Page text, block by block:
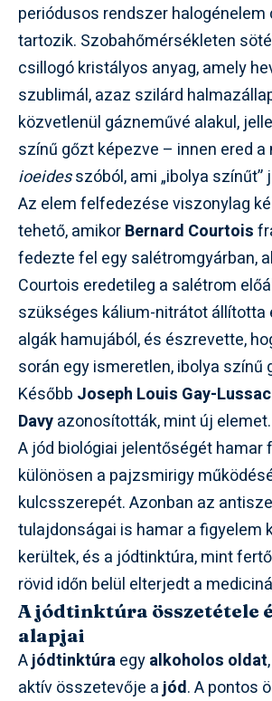
periódusos rendszer
tartozik. Szobahőmérsékleten
csillogó kristályos anyag, amely
szublimál, azaz szilárd
közvetlenül gázneművé alakul,
színű gőzt képezve – innen ered a
ioeidesszóból, ami „ibolya színűt”
Az elem felfedezése viszonylag
tehető, amikorBernard Courtois
fedezte fel egy salétromgyárban,
Courtois eredetileg a salétrom
szükséges kálium-nitrátot állította
algák hamujából, és észrevette,
során egy ismeretlen, ibolya színű
Később Joseph Louis Gay-Lussac
Davyazonosították, mint új elemet.
A jód biológiai jelentőségét hamar
különösen a pajzsmirigy
kulcsszerepét. Azonban az
tulajdonságai is hamar a figyelem
kerültek, és a jódtinktúra, mint
rövid időn belül elterjedt a
A jódtinktúra összetétele
alapjai
Ajódtinktúraegyalkoholos oldat
aktív összetevője ajód. A pontos